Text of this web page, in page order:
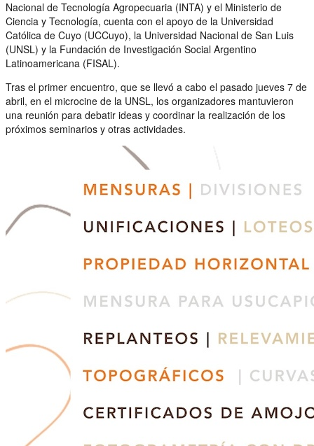
Nacional de Tecnología Agropecuaria (INTA) y el Ministerio de
Ciencia y Tecnología, cuenta con el apoyo de la Universidad
Católica de Cuyo (UCCuyo), la Universidad Nacional de San Luis
(UNSL) y la Fundación de Investigación Social Argentino
Latinoamericana (FISAL).
Tras el primer encuentro, que se llevó a cabo el pasado jueves 7 de
abril, en el microcine de la UNSL, los organizadores mantuvieron
una reunión para debatir ideas y coordinar la realización de los
próximos seminarios y otras actividades.